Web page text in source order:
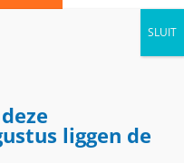
liggen de